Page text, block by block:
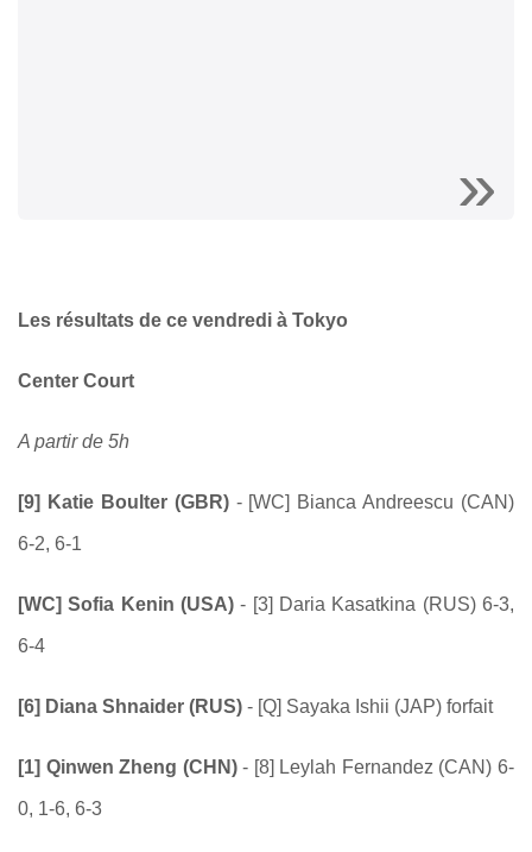
Les résultats de ce vendredi à Tokyo
Center Court
A partir de 5h
[9] Katie Boulter (GBR)- [WC] Bianca Andreescu (CAN)
6-2, 6-1
[WC] Sofia Kenin (USA) - [3] Daria Kasatkina (RUS) 6-3,
6-4
[6] Diana Shnaider (RUS) - [Q] Sayaka Ishii (JAP) forfait
[1] Qinwen Zheng (CHN)- [8] Leylah Fernandez (CAN) 6-
0, 1-6, 6-3